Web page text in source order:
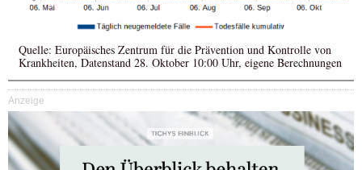
Quelle: Europäisches Zentrum für die Prävention und Kontrolle von
Krankheiten, Datenstand 28. Oktober 10:00 Uhr, eigene Berechnungen
Anzeige